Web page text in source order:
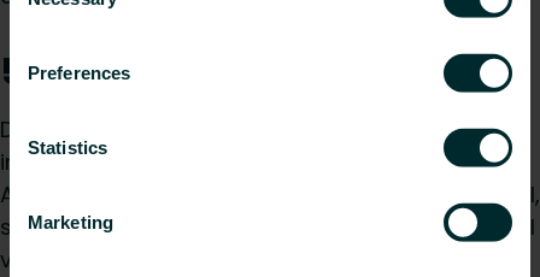
Preferences
Statistics
Marketing
5. Accessoires
De iVector S2 ventilo-convector wordt geleverd
inclusief regeling en aanvoer- en retourklep.
Accessoires zoals een afstandsbedieningspaneel,
staande consoles, afdekkingen, enz. zijn optioneel
verkrijgbaar.